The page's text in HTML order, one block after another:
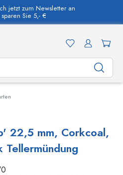
jetzt zum Newsletter an
Sie 5,- €
22,5 mm, Corkcoal,